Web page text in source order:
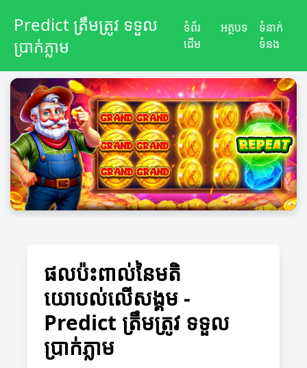
Predict ត្រឹមត្រូវ ទទួល
ប្រាក់ភ្លាម
ទំព័រ
ដើម
អត្ថបទ
ទំនាក់
ទំនង
ផលប៉ះពាល់នៃមតិ
យោបល់លើសង្គម -
Predict ត្រឹមត្រូវ ទទួល
ប្រាក់ភ្លាម